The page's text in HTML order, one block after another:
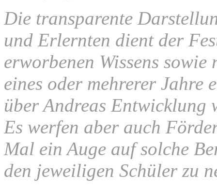
Die transparente
und Erlernten dient der
erworbenen Wissens
eines oder mehrerer Jahre
über Andreas Entwicklung
Es werfen aber auch
Mal ein Auge auf solche
den jeweiligen Schüler zu